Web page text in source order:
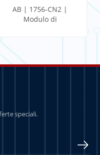
AB | 1756-CN2 |
Modulo di
speciali.